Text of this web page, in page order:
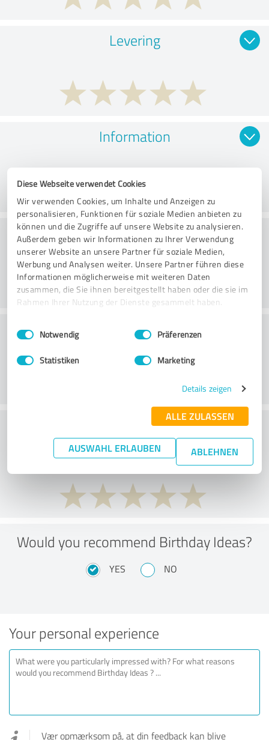
Diese Webseite verwendet Cookies
Wir verwenden Cookies, um Inhalte und Anzeigen zu
personalisieren, Funktionen für soziale Medien anbieten zu
können und die Zugriffe auf unsere Website zu analysieren.
Außerdem geben wir Informationen zu Ihrer Verwendung
unserer Website an unsere Partner für soziale Medien,
Werbung und Analysen weiter. Unsere Partner führen diese
Informationen möglicherweise mit weiteren Daten
zusammen, die Sie ihnen bereitgestellt haben oder die sie im
Rahmen Ihrer Nutzung der Dienste gesammelt haben.
Impressum Datenschutzbestimmungen
Einwilligungsauswahl
Notwendig Präferenzen
Statistiken Marketing
Details zeigen
ALLE ZULASSEN
AUSWAHL ERLAUBEN ABLEHNEN
Levering
Information
Hjemmeside
Kundeservice
What do you think of the price to
performance ratio?
Would you recommend Birthday Ideas?
YES NO
Your personal experience
Vær opmærksom på, at din feedback kan blive